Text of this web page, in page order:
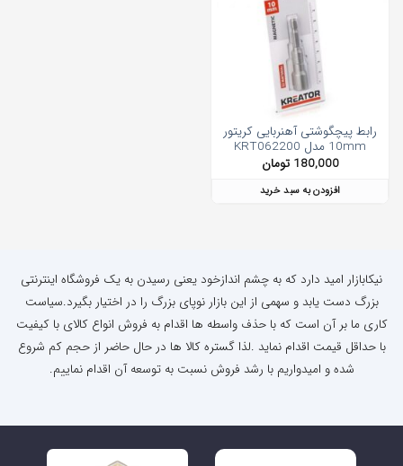
رابط پیچگوشتی آهنربایی کریتور
10mm مدل KRT062200
180,000 تومان
افزودن به سبد خرید
نیکابازار امید دارد که به چشم اندازخود یعنی رسیدن به یک فروشگاه اینترنتی
بزرگ دست یابد و سهمی از این بازار نوپای بزرگ را در اختیار بگیرد.سیاست
کاری ما بر آن است که با حذف واسطه ها اقدام به فروش انواع کالای با کیفیت
با حداقل قیمت اقدام نماید .لذا گستره کالا ها در حال حاضر از حجم کم شروع
شده و امیدواریم با رشد فروش نسبت به توسعه آن اقدام نماییم.